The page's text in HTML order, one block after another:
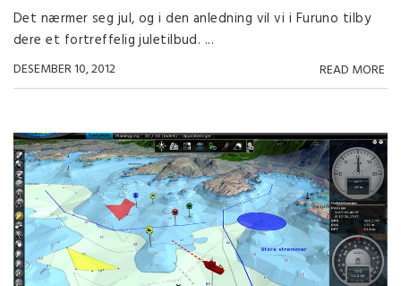
Det nærmer seg jul, og i den anledning vil vi i Furuno tilby
dere et fortreffelig juletilbud. ...
DESEMBER 10, 2012 READ MORE